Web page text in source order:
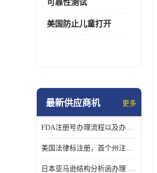
可靠性测试
美国防止儿童打开
最新供应商机 更多
FDA注册号办理流程以及办理周期是多久
美国法律标注册，首个州注册该如何选择
日本亚马逊结构分析函办理 日本亚马逊 电饭煲